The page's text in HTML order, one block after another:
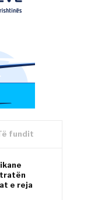
fundit
e reja